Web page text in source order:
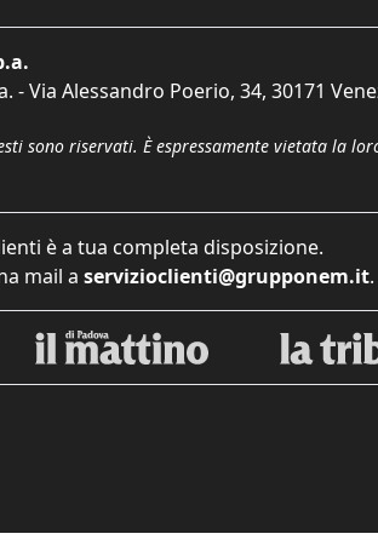
Via Alessandro Poerio, 34, 30171
sono riservati. È espressamente vietata la
è a tua completa disposizione.
mail a servizioclienti@grupponem.it.